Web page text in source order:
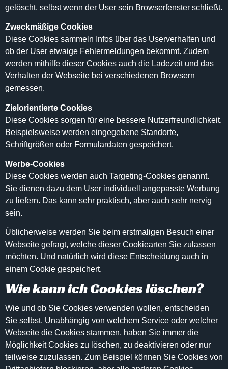
gelöscht, selbst wenn der User sein Browserfenster schließt.
Zweckmäßige Cookies
Diese Cookies sammeln Infos über das Userverhalten und
ob der User etwaige Fehlermeldungen bekommt. Zudem
werden mithilfe dieser Cookies auch die Ladezeit und das
Verhalten der Webseite bei verschiedenen Browsern
gemessen.
Zielorientierte Cookies
Diese Cookies sorgen für eine bessere Nutzerfreundlichkeit.
Beispielsweise werden eingegebene Standorte,
Schriftgrößen oder Formulardaten gespeichert.
Werbe-Cookies
Diese Cookies werden auch Targeting-Cookies genannt.
Sie dienen dazu dem User individuell angepasste Werbung
zu liefern. Das kann sehr praktisch, aber auch sehr nervig
sein.
Üblicherweise werden Sie beim erstmaligen Besuch einer
Webseite gefragt, welche dieser Cookiearten Sie zulassen
möchten. Und natürlich wird diese Entscheidung auch in
einem Cookie gespeichert.
Wie kann ich Cookies löschen?
Wie und ob Sie Cookies verwenden wollen, entscheiden
Sie selbst. Unabhängig von welchem Service oder welcher
Webseite die Cookies stammen, haben Sie immer die
Möglichkeit Cookies zu löschen, zu deaktivieren oder nur
teilweise zuzulassen. Zum Beispiel können Sie Cookies von